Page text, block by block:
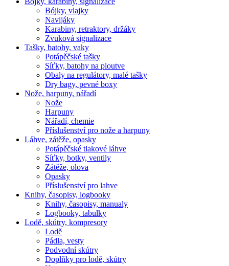
Bójky, vlajky
Navijáky
Karabiny, retraktory, držáky
Zvuková signalizace
Tašky, batohy, vaky
Potápěčské tašky
Síťky, batohy na ploutve
Obaly na regulátory, malé tašky
Dry bagy, pevné boxy
Nože, harpuny, nářadí
Nože
Harpuny
Nářadí, chemie
Příslušenství pro nože a harpuny
Láhve, zátěže, opasky
Potápěčské tlakové láhve
Síťky, botky, ventily
Zátěže, olova
Opasky
Příslušenství pro lahve
Knihy, časopisy, logbooky
Knihy, časopisy, manualy
Logbooky, tabulky
Lodě, skútry, kompresory
Lodě
Pádla, vesty
Podvodní skútry
Doplňky pro lodě, skútry